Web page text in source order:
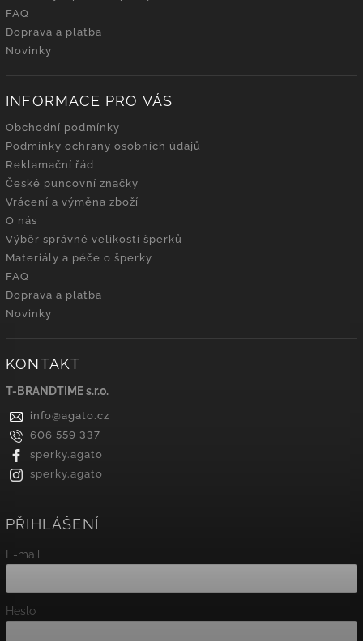
FAQ
Doprava a platba
Novinky
INFORMACE PRO VÁS
Obchodní podmínky
Podmínky ochrany osobních údajů
Reklamační řád
České puncovní značky
Vrácení a výměna zboží
O nás
Výběr správné velikosti šperků
Materiály a péče o šperky
FAQ
Doprava a platba
Novinky
KONTAKT
T-BRANDTIME s.r.o.
info@agato.cz
606 559 337
sperky.agato
sperky.agato
PŘIHLÁŠENÍ
E-mail
Heslo